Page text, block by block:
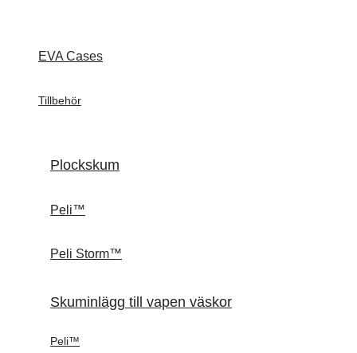
EVA Cases
Tillbehör
Plockskum
Peli™
Peli Storm™
Skuminlägg till vapen väskor
Peli™